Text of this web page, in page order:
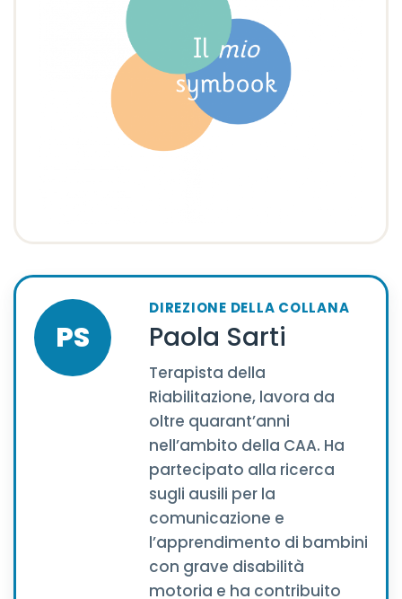
PS
DIREZIONE DELLA COLLANA
Paola Sarti
Terapista della
Riabilitazione, lavora da
oltre quarant’anni
nell’ambito della CAA. Ha
partecipato alla ricerca
sugli ausili per la
comunicazione e
l’apprendimento di bambini
con grave disabilità
motoria e ha contribuito